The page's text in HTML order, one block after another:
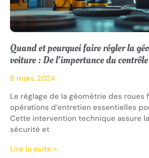
Quand et pourquoi faire régler la
voiture : De l’importance du
8 mars 2024
Le réglage de la géométrie des roues
opérations d’entretien essentielles
Cette intervention technique assure
sécurité et
Lire la suite »